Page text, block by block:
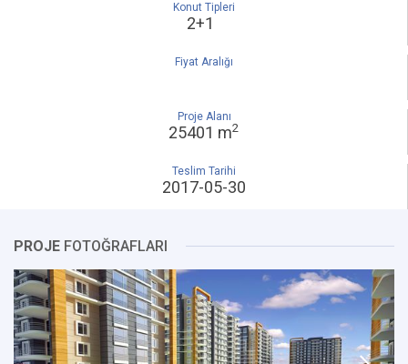
Konut Tipleri
2+1
Fiyat Aralığı
Proje Alanı
25401 m2
Teslim Tarihi
2017-05-30
PROJE FOTOĞRAFLARI